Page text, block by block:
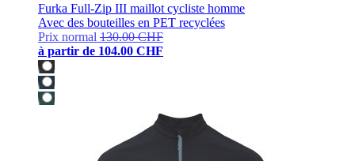
Furka Full-Zip III maillot cycliste homme
Avec des bouteilles en PET recyclées
Prix normal 130.00 CHF
à partir de 104.00 CHF